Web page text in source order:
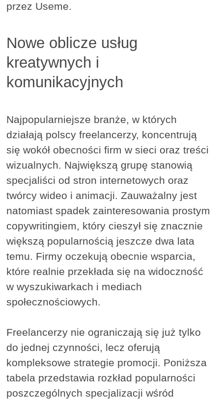
przez Useme.
Nowe oblicze usług
kreatywnych i
komunikacyjnych
Najpopularniejsze branże, w których
działają polscy freelancerzy, koncentrują
się wokół obecności firm w sieci oraz treści
wizualnych. Największą grupę stanowią
specjaliści od stron internetowych oraz
twórcy wideo i animacji. Zauważalny jest
natomiast spadek zainteresowania prostym
copywritingiem, który cieszył się znacznie
większą popularnością jeszcze dwa lata
temu. Firmy oczekują obecnie wsparcia,
które realnie przekłada się na widoczność
w wyszukiwarkach i mediach
społecznościowych.
Freelancerzy nie ograniczają się już tylko
do jednej czynności, lecz oferują
kompleksowe strategie promocji. Poniższa
tabela przedstawia rozkład popularności
poszczególnych specjalizacji wśród